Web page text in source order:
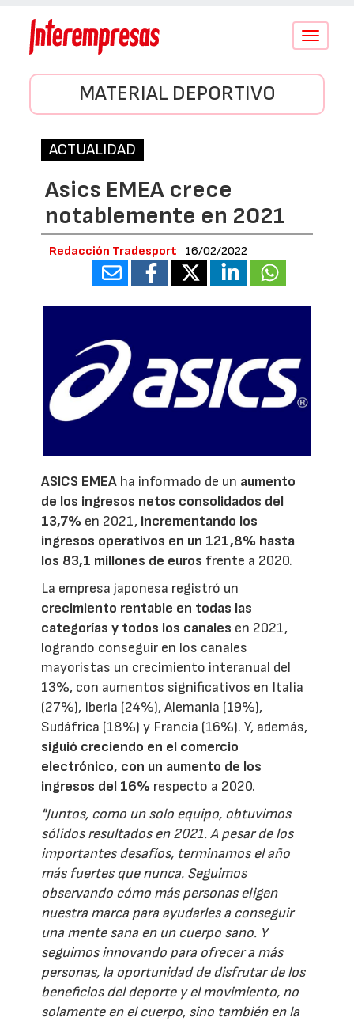
Conmutar
MATERIAL DEPORTIVO
ACTUALIDAD
Asics EMEA crece
notablemente en 2021
Redacción Tradesport 16/02/2022
ASICS EMEA ha informado de un aumento
de los ingresos netos consolidados del
13,7% en 2021, incrementando los
ingresos operativos en un 121,8% hasta
los 83,1 millones de euros frente a 2020.
La empresa japonesa registró un
crecimiento rentable en todas las
categorías y todos los canales en 2021,
logrando conseguir en los canales
mayoristas un crecimiento interanual del
13%, con aumentos significativos en Italia
(27%), Iberia (24%), Alemania (19%),
Sudáfrica (18%) y Francia (16%). Y, además,
siguió creciendo en el comercio
electrónico, con un aumento de los
ingresos del 16% respecto a 2020.
"Juntos, como un solo equipo, obtuvimos
sólidos resultados en 2021. A pesar de los
importantes desafíos, terminamos el año
más fuertes que nunca. Seguimos
observando cómo más personas eligen
nuestra marca para ayudarles a conseguir
una mente sana en un cuerpo sano. Y
seguimos innovando para ofrecer a más
personas, la oportunidad de disfrutar de los
beneficios del deporte y el movimiento, no
solamente en el cuerpo, sino también en la